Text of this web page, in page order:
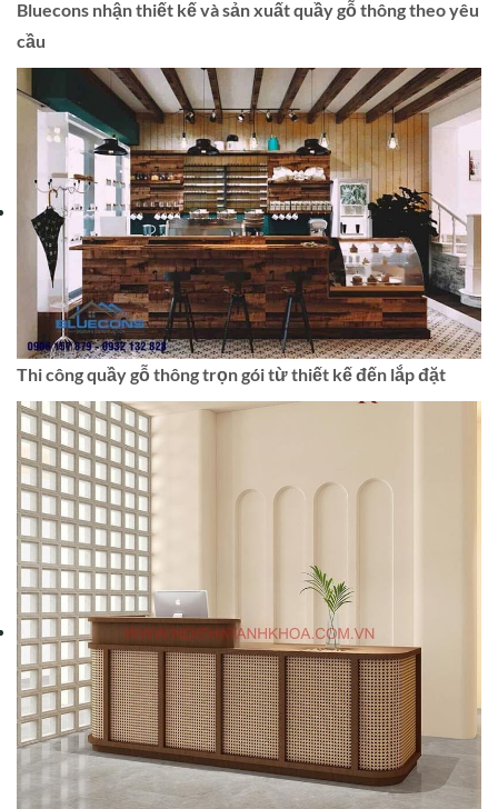
Bluecons nhận thiết kế và sản xuất quầy gỗ thông theo yêu
cầu
Thi công quầy gỗ thông trọn gói từ thiết kế đến lắp đặt